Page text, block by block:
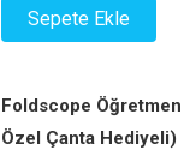
₺
Sepete Ekle
Foldscope
Özel Çanta Hediyeli)